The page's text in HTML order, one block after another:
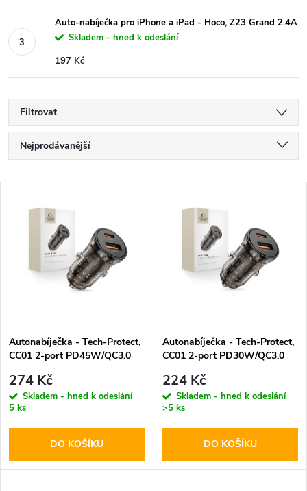
Auto-nabíječka pro iPhone a iPad - Hoco, Z23 Grand 2.4A
Skladem - hned k odeslání
197 Kč
Filtrovat
Ř
a
p
r
o
d
Nejprodávanější
Abecedně
s
p
r
o
d
Autonabíječka - Tech-Protect,
CC01 2-port PD45W/QC3.0
274 Kč
Skladem - hned k odeslání
5 ks
DO KOŠÍKU
Autonabíječka - Tech-Protect,
CC01 2-port PD30W/QC3.0
224 Kč
Skladem - hned k odeslání
>5 ks
DO KOŠÍKU